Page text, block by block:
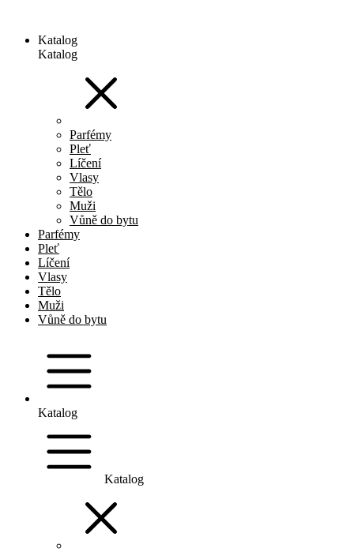
Katalog
Katalog
Parfémy
Pleť
Líčení
Vlasy
Tělo
Muži
Vůně do bytu
Parfémy
Pleť
Líčení
Vlasy
Tělo
Muži
Vůně do bytu
Katalog
Katalog